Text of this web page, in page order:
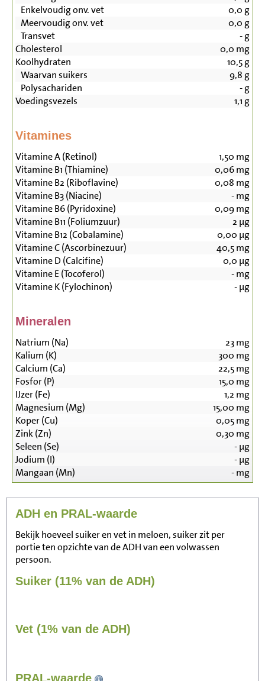
Enkelvoudig onv. vet
0,0 g
Meervoudig onv. vet
0,0 g
Transvet
-g
Cholesterol
0,0 mg
Koolhydraten
10,5g
Waarvan suikers
9,8 g
Polysachariden
-g
Voedingsvezels
1,1 g
Vitamines
Vitamine A (Retinol) 1,50 mg
Vitamine B1 (Thiamine)
0,06mg
Vitamine B2 (Riboflavine)
0,08 mg
Vitamine B3 (Niacine)
-mg
Vitamine B6 (Pyridoxine)
0,09mg
Vitamine B11 (Foliumzuur)
2 µg
Vitamine B12 (Cobalamine)
0,00 µg
Vitamine C (Ascorbinezuur)
40,5mg
Vitamine D (Calcifine)
0,0 µg
Vitamine E (Tocoferol)
-mg
Vitamine K (Fylochinon)
-µg
Mineralen
Natrium (Na) 23mg
Kalium (K)
300 mg
Calcium (Ca)
22,5mg
Fosfor (P)
15,0 mg
IJzer (Fe)
1,2 mg
Magnesium (Mg)
15,00 mg
Koper (Cu)
0,05mg
Zink (Zn)
0,30 mg
Seleen (Se)
-µg
Jodium (I)
-µg
Mangaan (Mn)
-mg
ADH en PRAL-waarde
Bekijk hoeveel suiker en vet in meloen, suiker zit per
portie ten opzichte van de ADH van een volwassen
persoon.
Suiker (11% van de ADH)
Vet (1% van de ADH)
PRAL-waarde